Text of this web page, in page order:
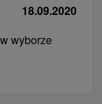
18.09.2020
wyborze